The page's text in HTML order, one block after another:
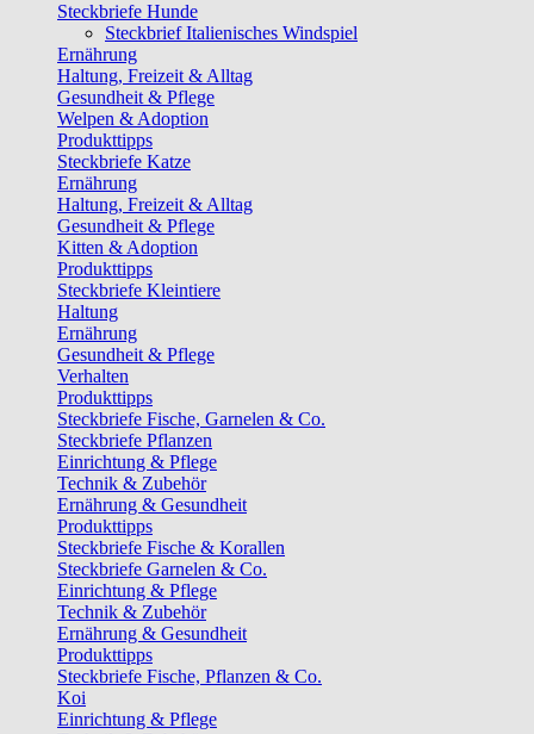
Steckbriefe Hunde
Steckbrief Italienisches Windspiel
Ernährung
Haltung, Freizeit & Alltag
Gesundheit & Pflege
Welpen & Adoption
Produkttipps
Steckbriefe Katze
Ernährung
Haltung, Freizeit & Alltag
Gesundheit & Pflege
Kitten & Adoption
Produkttipps
Steckbriefe Kleintiere
Haltung
Ernährung
Gesundheit & Pflege
Verhalten
Produkttipps
Steckbriefe Fische, Garnelen & Co.
Steckbriefe Pflanzen
Einrichtung & Pflege
Technik & Zubehör
Ernährung & Gesundheit
Produkttipps
Steckbriefe Fische & Korallen
Steckbriefe Garnelen & Co.
Einrichtung & Pflege
Technik & Zubehör
Ernährung & Gesundheit
Produkttipps
Steckbriefe Fische, Pflanzen & Co.
Koi
Einrichtung & Pflege